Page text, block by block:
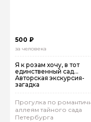
500 ₽
за человека
Я к розам хочу, в тот
единственный сад…
Авторская экскурсия-
загадка
Прогулка по
аллеям тайного сада
Петербурга